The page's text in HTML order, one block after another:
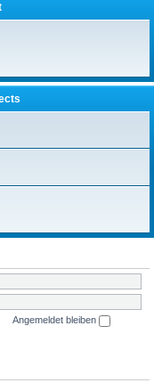
Angemeldet bleiben